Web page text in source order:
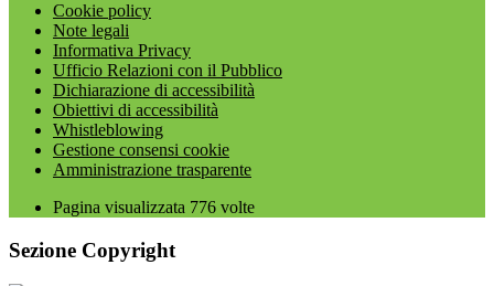
Cookie policy
Note legali
Informativa Privacy
Ufficio Relazioni con il Pubblico
Dichiarazione di accessibilità
Obiettivi di accessibilità
Whistleblowing
Gestione consensi cookie
Amministrazione trasparente
Pagina visualizzata 776 volte
Sezione Copyright